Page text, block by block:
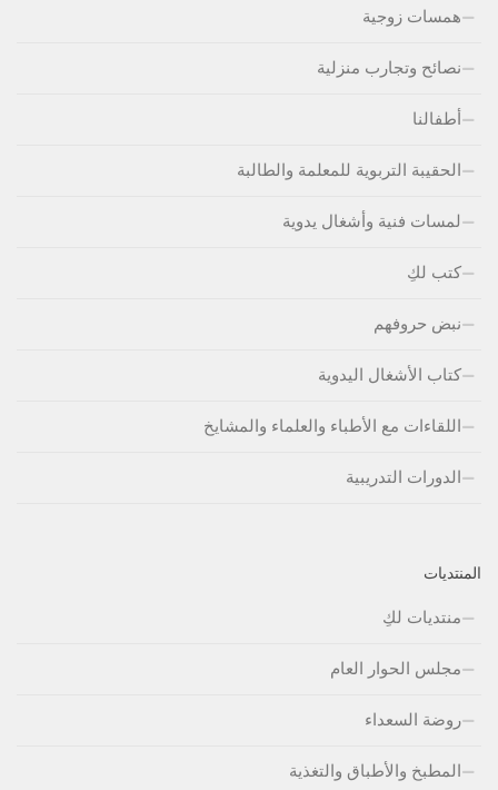
همسات زوجية
نصائح وتجارب منزلية
أطفالنا
الحقيبة التربوية للمعلمة والطالبة
لمسات فنية وأشغال يدوية
كتب لكِ
نبض حروفهم
كتاب الأشغال اليدوية
اللقاءات مع الأطباء والعلماء والمشايخ
الدورات التدريبية
المنتديات
منتديات لكِ
مجلس الحوار العام
روضة السعداء
المطبخ والأطباق والتغذية